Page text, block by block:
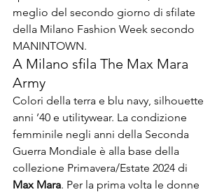
meglio del secondo giorno di sfilate
della Milano Fashion Week secondo
MANINTOWN.
A Milano sfila The Max Mara
Army
Colori della terra e blu navy, silhouette
anni ’40 e utilitywear. La condizione
femminile negli anni della Seconda
Guerra Mondiale è alla base della
collezione Primavera/Estate 2024 di
Max Mara. Per la prima volta le donne